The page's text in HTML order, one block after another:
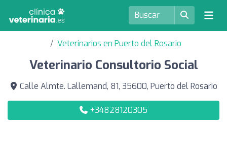
Veterinarios en Puerto del Rosario
Veterinario Consultorio Social
Calle Almte. Lallemand, 81, 35600, Puerto del Rosario
+34828120305